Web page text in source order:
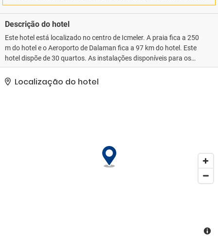
Descrição do hotel
Este hotel está localizado no centro de Icmeler. A praia fica a 250
m do hotel e o Aeroporto de Dalaman fica a 97 km do hotel. Este
hotel dispõe de 30 quartos. As instalações disponíveis para os
hóspedes no hotel incluem um lobby com receção 24 horas e
serviço de check-out, cofre e câmbio, sala de TV, café, bar,
restaurante e serviço de quartos. Os quartos dispõem de duas
espreguiçadeiras e guarda-sóis nas praias arenosas ou de seixos
próximas. Um buffet de pequeno-almoço é servido todas as
Localização do hotel